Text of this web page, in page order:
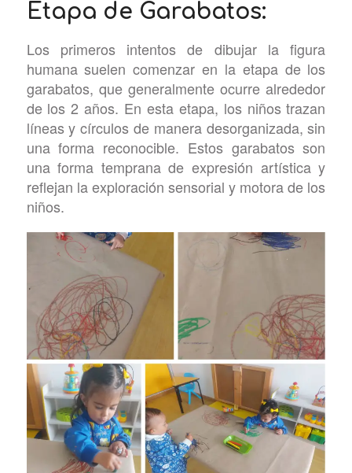
Etapa de Garabatos:
Los primeros intentos de dibujar la figura
humana suelen comenzar en la etapa de los
garabatos, que generalmente ocurre alrededor
de los 2 años. En esta etapa, los niños trazan
líneas y círculos de manera desorganizada, sin
una forma reconocible. Estos garabatos son
una forma temprana de expresión artística y
reflejan la exploración sensorial y motora de los
niños.